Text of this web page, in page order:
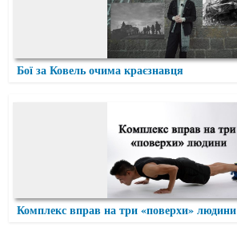
Бої за Ковель очима краєзнавця
Комплекс вправ на три «поверхи» людини